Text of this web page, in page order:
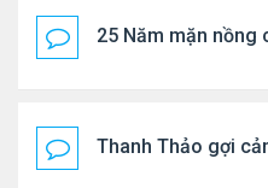
25 Năm mặn nồng
Thanh Thảo gợi